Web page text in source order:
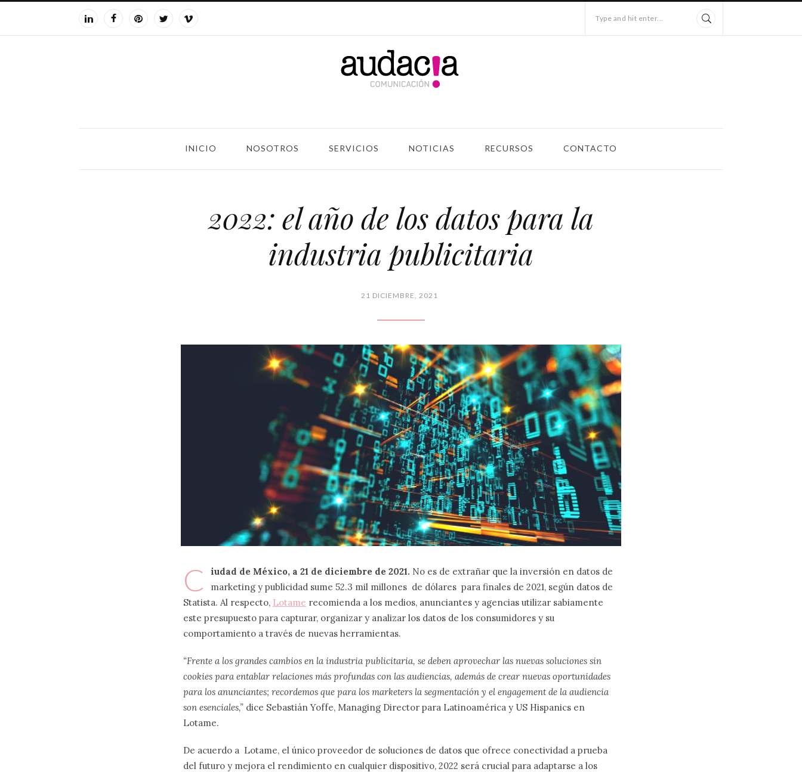
Type and hit enter...
INICIO NOSOTROS SERVICIOS NOTICIAS RECURSOS CONTACTO
2022: el año de los datos para la
industria publicitaria
21 DICIEMBRE, 2021
C iudad de México, a 21 de diciembre de 2021. No es de extrañar que la inversión en datos de
marketing y publicidad sume 52.3 mil millones de dólares para finales de 2021, según datos de
Statista. Al respecto, Lotame recomienda a los medios, anunciantes y agencias utilizar sabiamente
este presupuesto para capturar, organizar y analizar los datos de los consumidores y su
comportamiento a través de nuevas herramientas.
“Frente a los grandes cambios en la industria publicitaria, se deben aprovechar las nuevas soluciones sin
cookies para entablar relaciones más profundas con las audiencias, además de crear nuevas oportunidades
para los anunciantes; recordemos que para los marketers la segmentación y el engagement de la audiencia
son esenciales,” dice Sebastián Yoffe, Managing Director para Latinoamérica y US Hispanics en
Lotame.
De acuerdo a Lotame, el único proveedor de soluciones de datos que ofrece conectividad a prueba
del futuro y mejora el rendimiento en cualquier dispositivo, 2022 será crucial para adaptarse a los